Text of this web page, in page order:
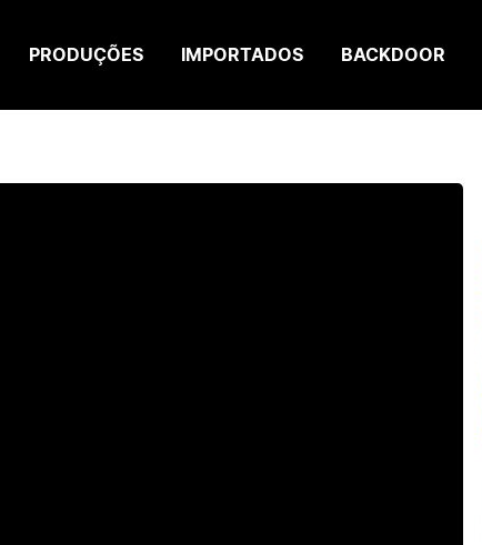
PRODUÇÕES IMPORTADOS BACKDOOR